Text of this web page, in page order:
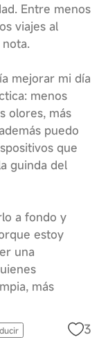
Entre menos
viajes al
mejorar mi día
menos
olores, más
puedo
que
guinda del
a fondo y
estoy
una
más
3